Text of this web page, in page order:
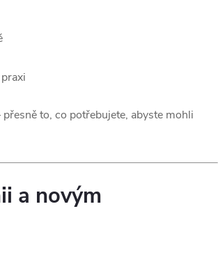
to, co potřebujete, abyste mohli
a novým